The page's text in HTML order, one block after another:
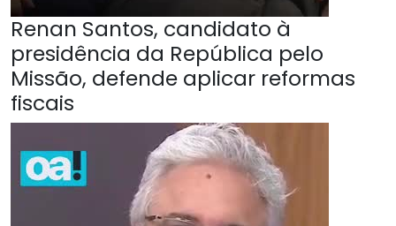
Renan Santos, candidato à
presidência da República pelo
Missão, defende aplicar reformas
fiscais